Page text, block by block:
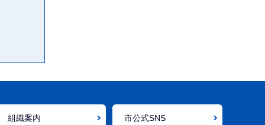
組織案内 市公式SNS